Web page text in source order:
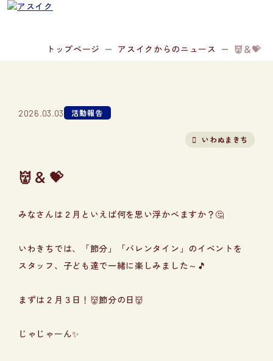
トップページ アスイクからのニュース 👹＆💝
2026.03.03 活動報告
いわぬまきち
👹＆💝
みなさんは２月といえば何を思い浮かべますか？🤔
いわきちでは、「節分」「バレンタイン」のイベントを
スタッフ、子ども達で一緒に楽しみました～🎵
まずは２月３日！👹節分の日👹
じゃじゃーん✨